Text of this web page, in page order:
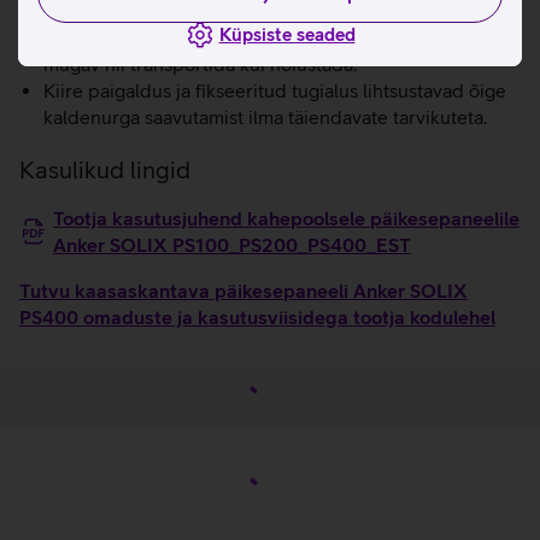
Küpsiste seaded
Kerge ja kokkupandav disain muudab paneeli lihtsasti
kaasaskantavaks ning kompaktselt voldituna on seda
mugav nii transportida kui hoiustada.
Kiire paigaldus ja fikseeritud tugialus lihtsustavad õige
kaldenurga saavutamist ilma täiendavate tarvikuteta.
Kasulikud lingid
Tootja kasutusjuhend kahepoolsele päikesepaneelile
Anker SOLIX PS100_PS200_PS400_EST
Tutvu kaasaskantava päikesepaneeli Anker SOLIX
PS400 omaduste ja kasutusviisidega tootja kodulehel